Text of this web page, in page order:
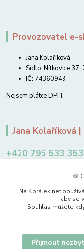
Provozovatel e-
Jana Kolaříková
Sídlo: Nítkovice 37,
IČ: 74360949
Nejsem plátce DPH.
Jana Kolaříková
+420 795 533 353
🍪
Na Korálek.net
aby se
Souhlas můžete
Přijmout